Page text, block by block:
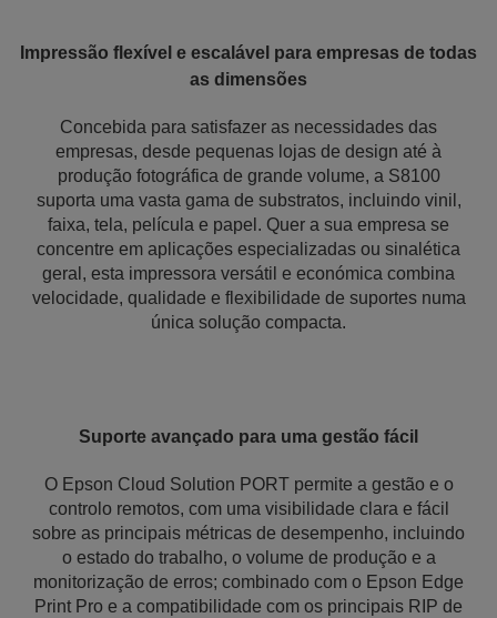
Impressão flexível e escalável para empresas de todas
as dimensões
Concebida para satisfazer as necessidades das
empresas, desde pequenas lojas de design até à
produção fotográfica de grande volume, a S8100
suporta uma vasta gama de substratos, incluindo vinil,
faixa, tela, película e papel. Quer a sua empresa se
concentre em aplicações especializadas ou sinalética
geral, esta impressora versátil e económica combina
velocidade, qualidade e flexibilidade de suportes numa
única solução compacta.
Suporte avançado para uma gestão fácil
O Epson Cloud Solution PORT permite a gestão e o
controlo remotos, com uma visibilidade clara e fácil
sobre as principais métricas de desempenho, incluindo
o estado do trabalho, o volume de produção e a
monitorização de erros; combinado com o Epson Edge
Print Pro e a compatibilidade com os principais RIP de